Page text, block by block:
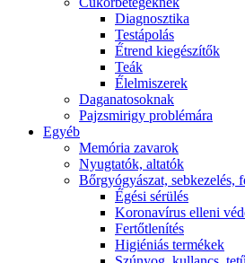
Diagnosztika
Testápolás
É́trend kiegészítők
Teák
É́lelmiszerek
Daganatosoknak
Pajzsmirigy problémára
Egyéb
Memória zavarok
Nyugtatók, altatók
Bőrgyógyászat, sebkezelés,
É́gési sérülés
Koronavírus elleni
Fertőtlenítés
Higiéniás termékek